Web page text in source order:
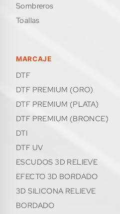
sombreros
toallas
MARCAJE
DTF
DTF PREMIUM (ORO)
DTF PREMIUM (PLATA)
DTF PREMIUM (BRONCE)
DTI
DTF UV
ESCUDOS 3D RELIEVE
EFECTO 3D BORDADO
3D SILICONA RELIEVE
BORDADO